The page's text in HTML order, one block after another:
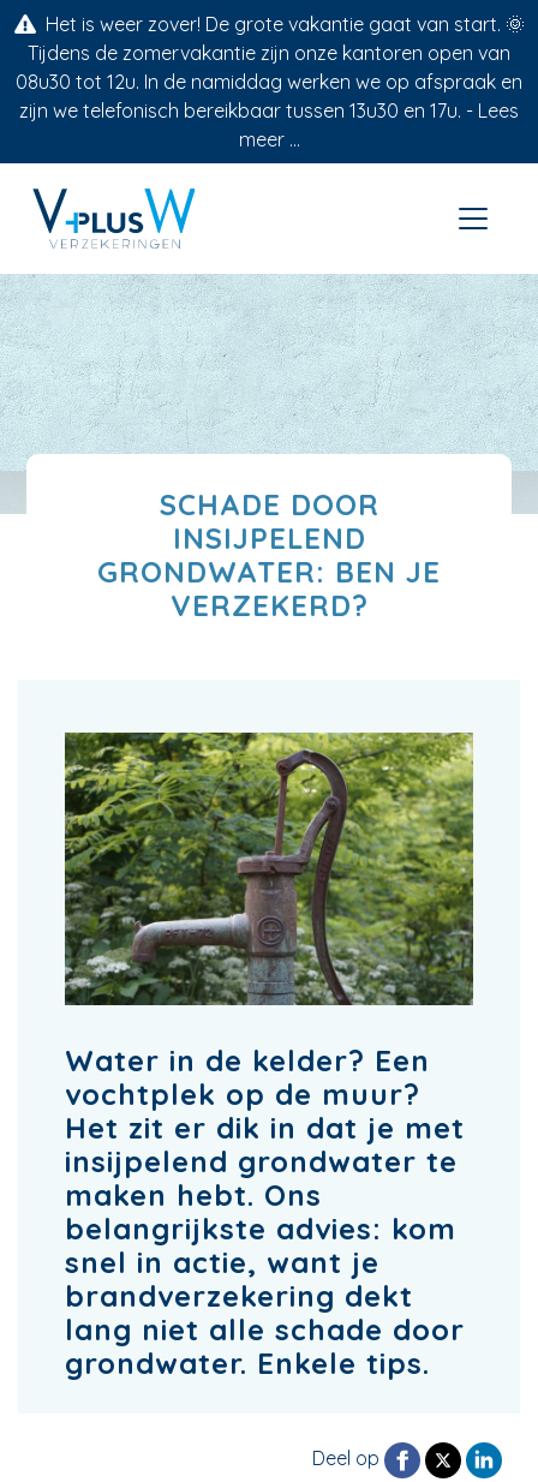
Het is weer zover! De grote vakantie gaat van start. 🌞
Tijdens de zomervakantie zijn onze kantoren open van
08u30 tot 12u. In de namiddag werken we op afspraak en
zijn we telefonisch bereikbaar tussen 13u30 en 17u. - Lees
meer ...
SCHADE DOOR
INSIJPELEND
GRONDWATER: BEN JE
VERZEKERD?
Water in de kelder? Een
vochtplek op de muur?
Het zit er dik in dat je met
insijpelend grondwater te
maken hebt. Ons
belangrijkste advies: kom
snel in actie, want je
brandverzekering dekt
lang niet alle schade door
grondwater. Enkele tips.
Deel op